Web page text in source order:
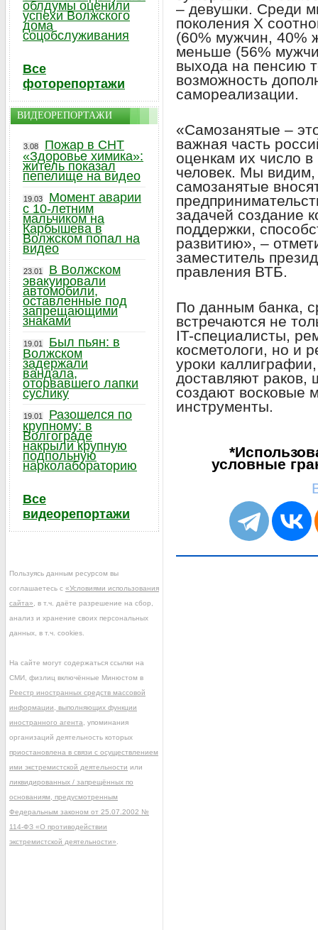
– девушки. Среди
поколения Х
(60% мужчин, 40%
меньше (56%
выхода на пенсию
возможность
самореализации.
«Самозанятые –
важная часть
оценкам их число в
человек. Мы видим,
самозанятые
задачей создание
поддержки,
развитию», –
заместитель
правления ВТБ.
По данным банка,
встречаются не
IT-специалисты,
косметологи, но и
уроки
доставляют раков,
создают восковые
инструменты.
условные
облдумы оценили
успехи Волжского
дома
соцобслуживания
Все
фоторепортажи
ВИДЕОРЕПОРТАЖИ
3.08
Пожар в СНТ
«Здоровье химика»:
житель показал
пепелище на видео
19.03
Момент аварии
с 10-летним
мальчиком на
Карбышева в
Волжском попал на
видео
23.01
В Волжском
эвакуировали
автомобили,
оставленные под
запрещающими
знаками
19.01
Был пьян: в
Волжском
задержали
вандала,
оторвавшего лапки
суслику
19.01
Разошелся по
крупному: в
Волгограде
накрыли крупную
подпольную
нарколабораторию
Все
видеорепортажи
Пользуясь данным ресурсом вы
соглашаетесь с «Условиями использования
сайта» , в т.ч. даёте разрешение на сбор,
анализ и хранение своих персональных
данных, в т.ч. cookies.
На сайте могут содержаться ссылки на
СМИ, физлиц включённые Минюстом в
Реестр иностранных средств массовой
информации, выполняющих функции
иностранного агента , упоминания
организаций деятельность которых
приостановлена в связи с осуществлением
ими экстремистской деятельности или
ликвидированных / запрещённых по
основаниям, предусмотренным
Федеральным законом от 25.07.2002 №
114-ФЗ «О противодействии
экстремистской деятельности»